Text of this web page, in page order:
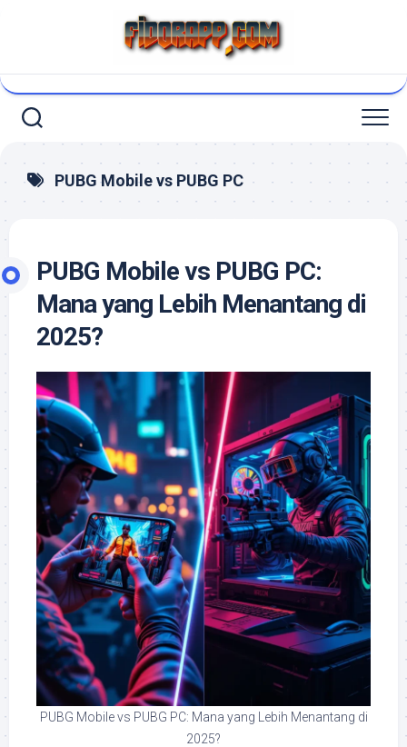
PUBG Mobile vs PUBG PC
PUBG Mobile vs PUBG PC:
Mana yang Lebih Menantang di
2025?
PUBG Mobile vs PUBG PC: Mana yang Lebih Menantang di
2025?